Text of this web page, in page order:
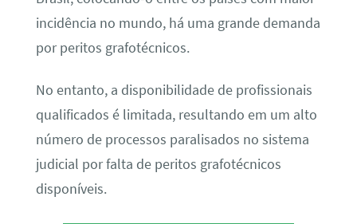
incidência no mundo, há uma grande demanda
por peritos grafotécnicos.
No entanto, a disponibilidade de profissionais
qualificados é limitada, resultando em um alto
número de processos paralisados no sistema
judicial por falta de peritos grafotécnicos
disponíveis.